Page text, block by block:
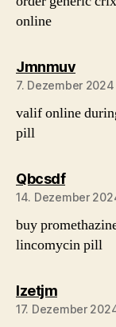
online
Jmnmuvsagt:
7. Dezember 2024
valif online
pill
Qbcsdfsagt:
14. Dezember
buy
lincomycin pill
Izetjmsagt:
17. Dezember